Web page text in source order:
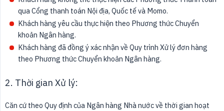
qua Cổng thanh toán Nội địa, Quốc tế và Momo.
Khách hàng yêu cầu thực hiện theo Phương thức Chuyển
khoản Ngân hàng.
Khách hàng đã đồng ý xác nhận về Quy trình Xử lý đơn hàng
theo Phương thức Chuyển khoản Ngân hàng.
2. Thời gian Xử lý:
Căn cứ theo Quy định của Ngân hàng Nhà nước về thời gian hoạt